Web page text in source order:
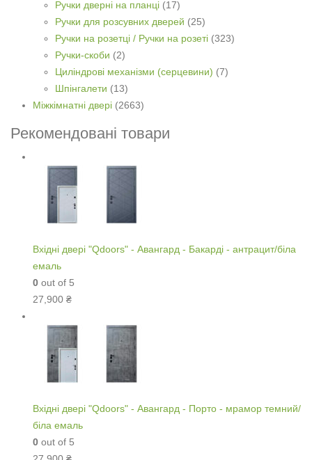
Ручки дверні на планці (17)
Ручки для розсувних дверей (25)
Ручки на розетці / Ручки на розеті (323)
Ручки-скоби (2)
Циліндрові механізми (серцевини) (7)
Шпінгалети (13)
Міжкімнатні двері (2663)
Рекомендовані товари
Вхідні двері "Qdoors" - Авангард - Бакарді - антрацит/біла
емаль
0 out of 5
27,900 ₴
Вхідні двері "Qdoors" - Авангард - Порто - мрамор темний/
біла емаль
0 out of 5